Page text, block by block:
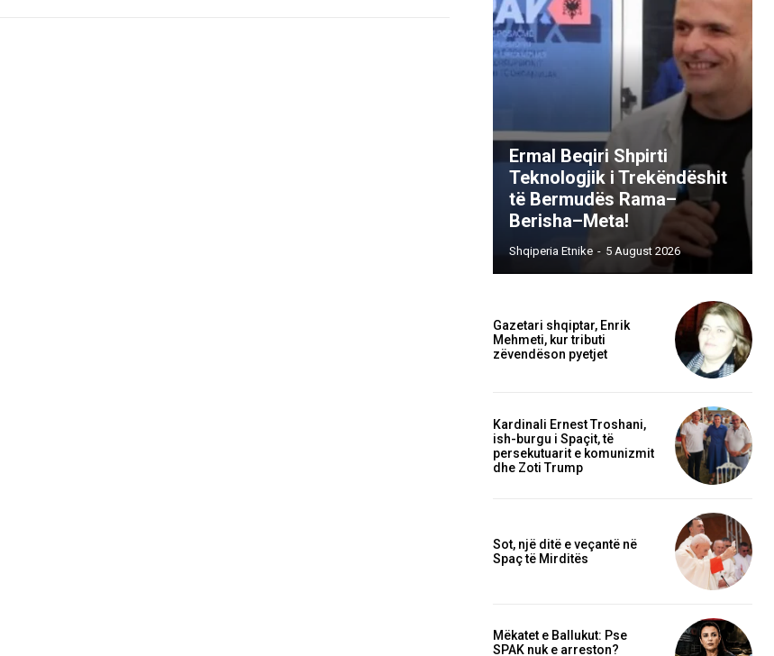
Ermal Beqiri Shpirti
Teknologjik i Trekëndëshit
të Bermudës Rama–
Berisha–Meta!
Shqiperia Etnike - 5 August 2026
Gazetari shqiptar, Enrik
Mehmeti, kur tributi
zëvendëson pyetjet
Kardinali Ernest Troshani,
ish-burgu i Spaçit, të
persekutuarit e komunizmit
dhe Zoti Trump
Sot, një ditë e veçantë në
Spaç të Mirditës
Mëkatet e Ballukut: Pse
SPAK nuk e arreston?